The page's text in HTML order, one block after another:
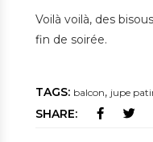
Voilà voilà, des
fin de soirée.
TAGS: balcon, jupe
SHARE: